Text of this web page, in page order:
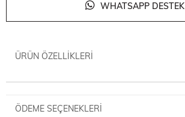
WHATSAPP DESTEK
ÜRÜN ÖZELLIKLERI
ÖDEME SEÇENEKLERI